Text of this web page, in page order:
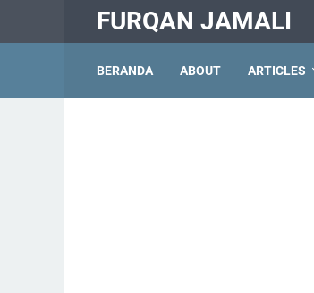
FURQAN JAMALI
BERANDA ABOUT ARTICLES